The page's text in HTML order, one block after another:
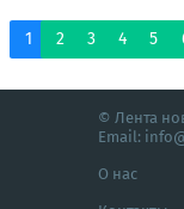
1 2 3 4 5
© Лента
Email:
О нас